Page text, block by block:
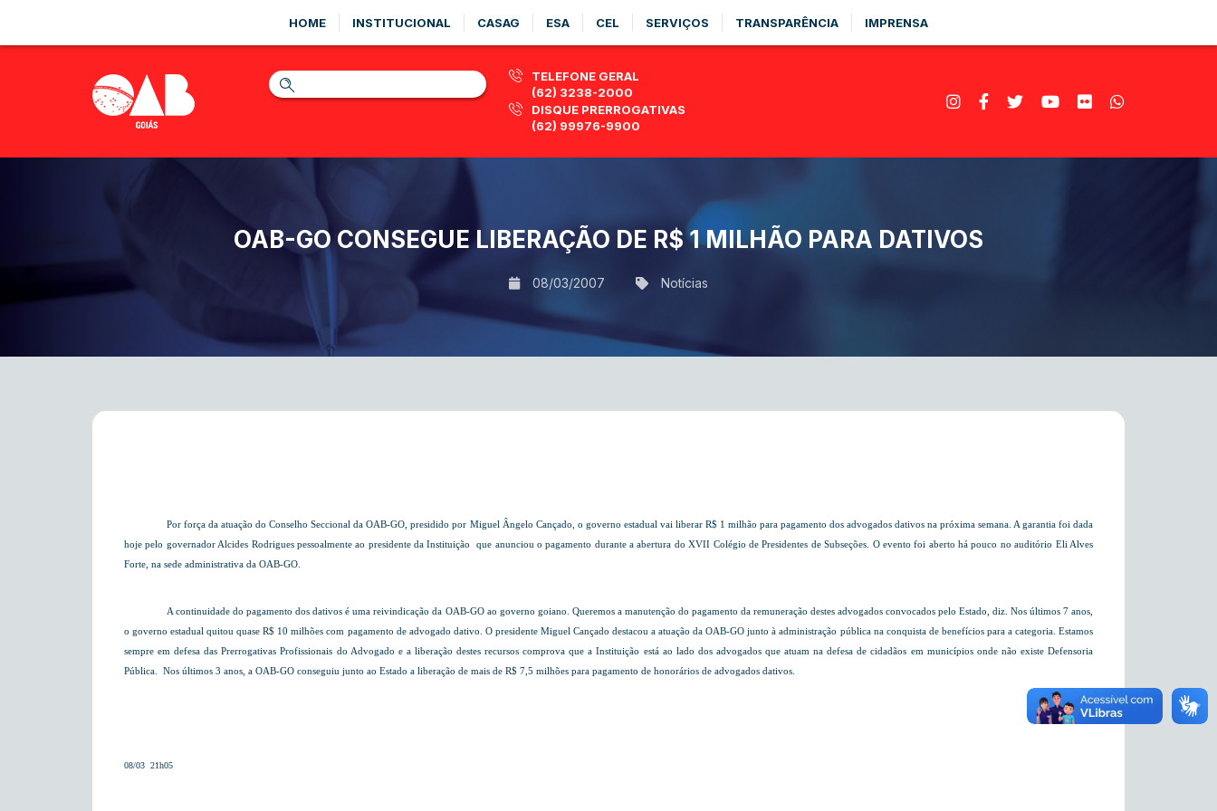
HOME INSTITUCIONAL CASAG ESA CEL SERVIÇOS TRANSPARÊNCIA IMPRENSA
TELEFONE GERAL
(62) 3238-2000
DISQUE PRERROGATIVAS
(62) 99976-9900
OAB-GO CONSEGUE LIBERAÇÃO DE R$ 1 MILHÃO PARA DATIVOS
08/03/2007 Notícias
Por força da atuação do Conselho Seccional da OAB-GO, presidido por Miguel Ângelo Cançado, o governo estadual vai liberar R$ 1 milhão para pagamento dos advogados dativos na próxima semana. A garantia foi dada
hoje pelo governador Alcides Rodrigues pessoalmente ao presidente da Instituição que anunciou o pagamento durante a abertura do XVII Colégio de Presidentes de Subseções. O evento foi aberto há pouco no auditório Eli Alves
Forte, na sede administrativa da OAB-GO.
A continuidade do pagamento dos dativos é uma reivindicação da OAB-GO ao governo goiano. Queremos a manutenção do pagamento da remuneração destes advogados convocados pelo Estado, diz. Nos últimos 7 anos,
o governo estadual quitou quase R$ 10 milhões com pagamento de advogado dativo. O presidente Miguel Cançado destacou a atuação da OAB-GO junto à administração pública na conquista de benefícios para a categoria. Estamos
sempre em defesa das Prerrogativas Profissionais do Advogado e a liberação destes recursos comprova que a Instituição está ao lado dos advogados que atuam na defesa de cidadãos em municípios onde não existe Defensoria
Pública. Nos últimos 3 anos, a OAB-GO conseguiu junto ao Estado a liberação de mais de R$ 7,5 milhões para pagamento de honorários de advogados dativos.
08/03  21h05